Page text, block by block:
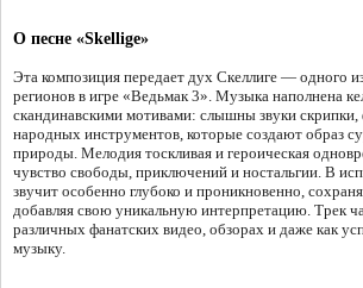
О песне «Skellige»
Эта композиция передает дух Скеллиге — одного
регионов в игре «Ведьмак 3». Музыка наполнена
скандинавскими мотивами: слышны звуки
народных инструментов, которые создают образ
природы. Мелодия тоскливая и героическая
чувство свободы, приключений и ностальгии. В
звучит особенно глубоко и проникновенно,
добавляя свою уникальную интерпретацию. Трек
различных фанатских видео, обзорах и даже как
музыку.